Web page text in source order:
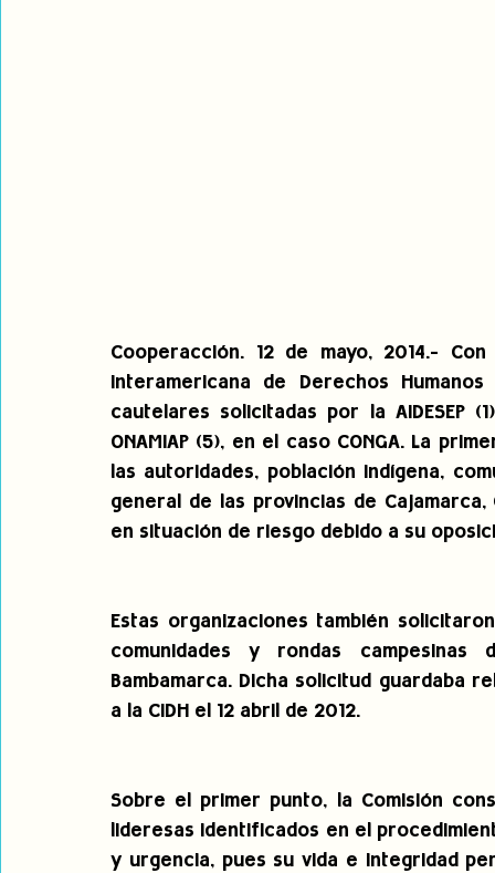
Cooperacción. 12 de mayo, 2014.-
Interamericana de Derechos
cautelares solicitadas por la AIDESEP
ONAMIAP (5), en el caso CONGA. La
las autoridades, población indígena,
general de las provincias de
en situación de riesgo debido a su
Estas organizaciones también
comunidades y rondas
Bambamarca. Dicha solicitud guardaba
a la CIDH el 12 abril de 2012.
Sobre el primer punto, la Comisión
lideresas identificados en el
y urgencia, pues su vida e integridad